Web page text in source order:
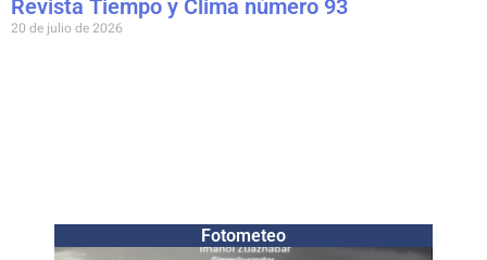
Revista Tiempo y Clima número 93
20 de julio de 2026
Fotometeo